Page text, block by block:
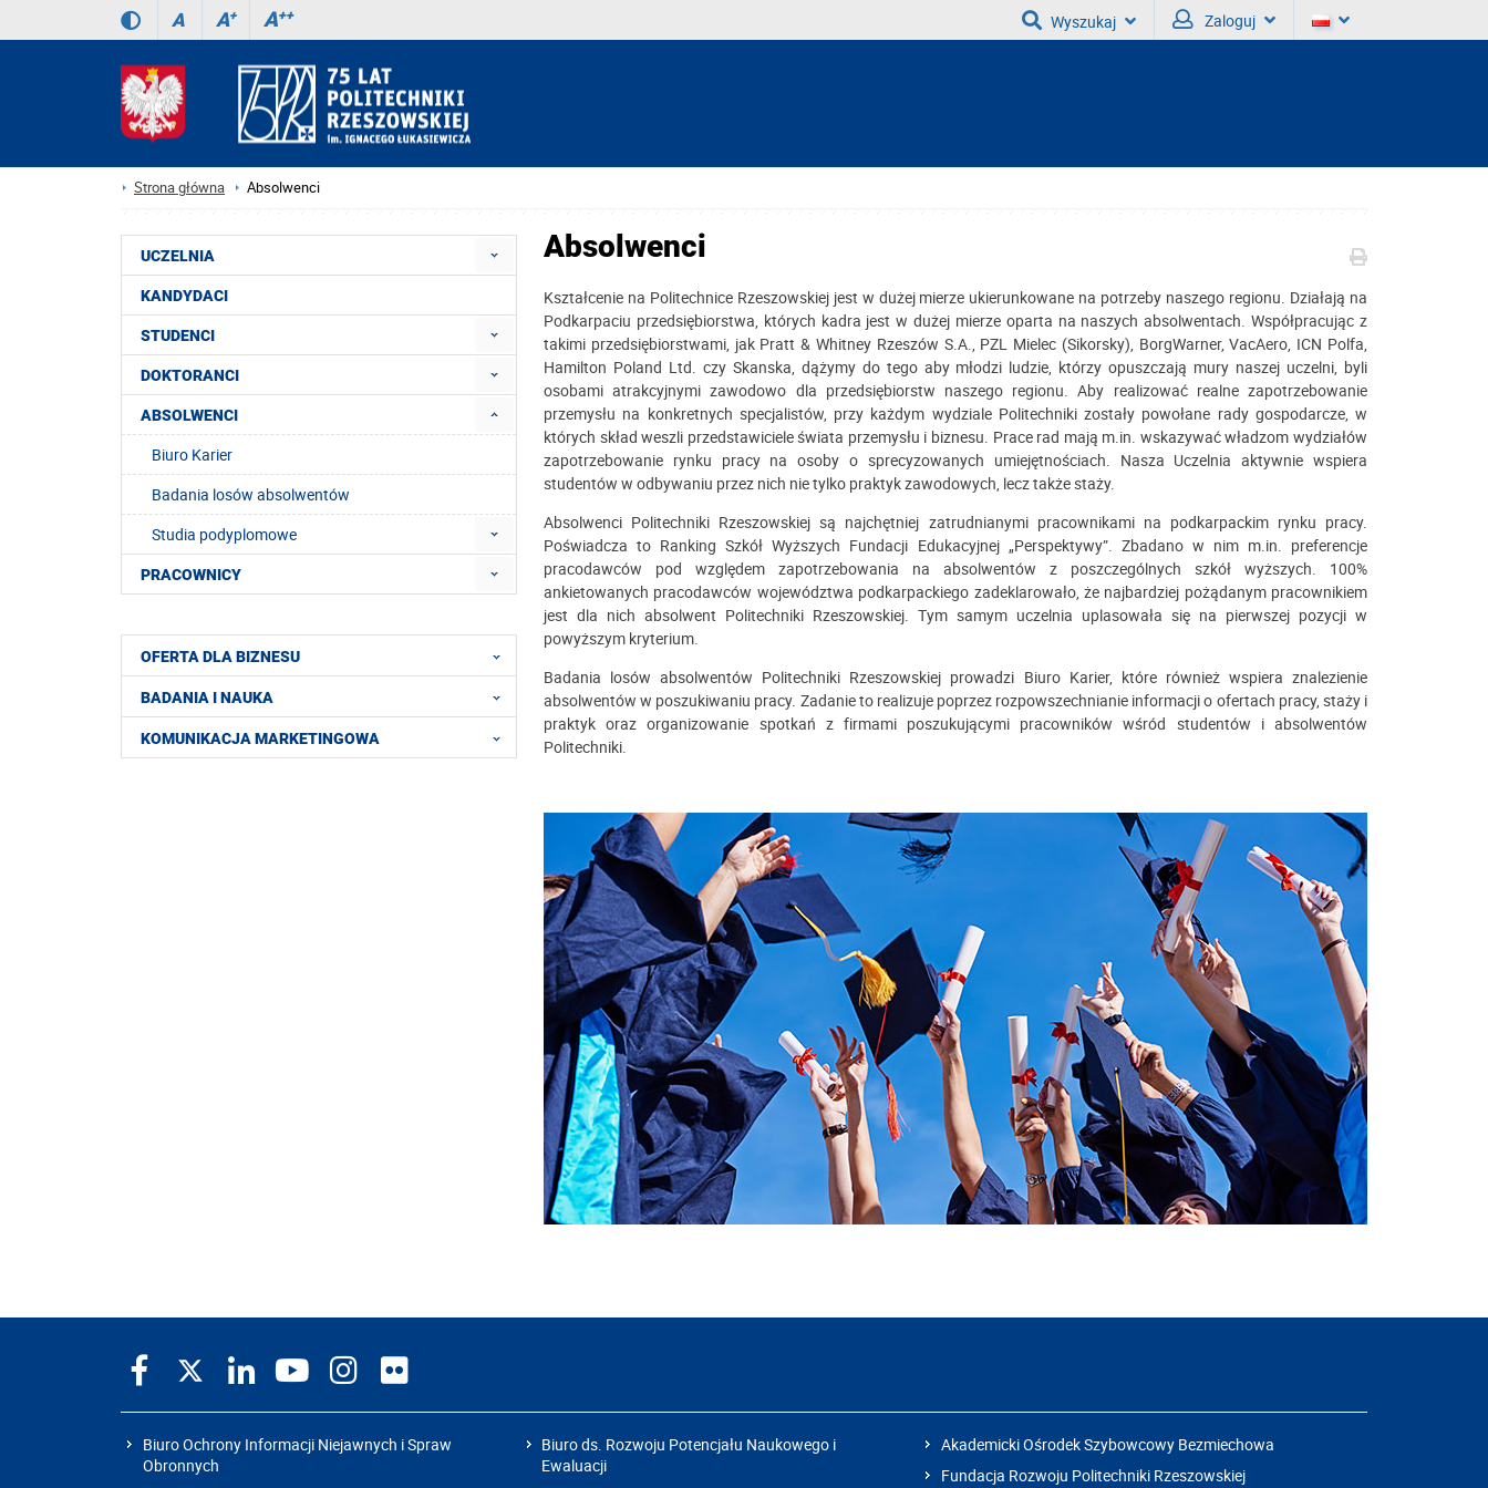
A A+ A++ Wyszukaj Zaloguj
Strona główna Absolwenci
Absolwenci
Kształcenie na Politechnice Rzeszowskiej jest w dużej mierze ukierunkowane na potrzeby naszego regionu. Działają na
Podkarpaciu przedsiębiorstwa, których kadra jest w dużej mierze oparta na naszych absolwentach. Współpracując z
takimi przedsiębiorstwami, jak Pratt & Whitney Rzeszów S.A., PZL Mielec (Sikorsky), BorgWarner, VacAero, ICN Polfa,
Hamilton Poland Ltd. czy Skanska, dążymy do tego aby młodzi ludzie, którzy opuszczają mury naszej uczelni, byli
osobami atrakcyjnymi zawodowo dla przedsiębiorstw naszego regionu. Aby realizować realne zapotrzebowanie
przemysłu na konkretnych specjalistów, przy każdym wydziale Politechniki zostały powołane rady gospodarcze, w
których skład weszli przedstawiciele świata przemysłu i biznesu. Prace rad mają m.in. wskazywać władzom wydziałów
zapotrzebowanie rynku pracy na osoby o sprecyzowanych umiejętnościach. Nasza Uczelnia aktywnie wspiera
studentów w odbywaniu przez nich nie tylko praktyk zawodowych, lecz także staży.
Absolwenci Politechniki Rzeszowskiej są najchętniej zatrudnianymi pracownikami na podkarpackim rynku pracy.
Poświadcza to Ranking Szkół Wyższych Fundacji Edukacyjnej „Perspektywy”. Zbadano w nim m.in. preferencje
pracodawców pod względem zapotrzebowania na absolwentów z poszczególnych szkół wyższych. 100%
ankietowanych pracodawców województwa podkarpackiego zadeklarowało, że najbardziej pożądanym pracownikiem
jest dla nich absolwent Politechniki Rzeszowskiej. Tym samym uczelnia uplasowała się na pierwszej pozycji w
powyższym kryterium.
Badania losów absolwentów Politechniki Rzeszowskiej prowadzi Biuro Karier, które również wspiera znalezienie
absolwentów w poszukiwaniu pracy. Zadanie to realizuje poprzez rozpowszechnianie informacji o ofertach pracy, staży i
praktyk oraz organizowanie spotkań z firmami poszukującymi pracowników wśród studentów i absolwentów
Politechniki.
UCZELNIA
KANDYDACI
STUDENCI
DOKTORANCI
ABSOLWENCI
Biuro Karier
Badania losów absolwentów
Studia podyplomowe
PRACOWNICY
OFERTA DLA BIZNESU
BADANIA I NAUKA
KOMUNIKACJA MARKETINGOWA
Biuro Ochrony Informacji Niejawnych i Spraw
Obronnych
Biuro ds. Rozwoju Potencjału Naukowego i
Ewaluacji
Akademicki Ośrodek Szybowcowy Bezmiechowa
Fundacja Rozwoju Politechniki Rzeszowskiej